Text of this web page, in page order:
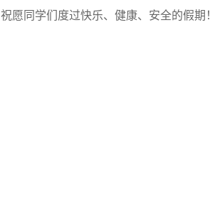
祝愿同学们度过快乐、健康